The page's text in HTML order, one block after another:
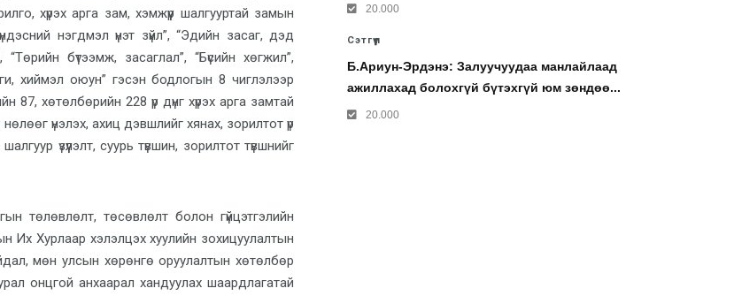
хүрэх арга зам, хэмжүүр шалгууртай замын
үндэсний нэгдмэл үнэт зүйл”, “Эдийн засаг, дэд
бүтээмж, засаглал”, “Бүсийн хөгжил”,
хиймэл оюун” гэсэн бодлогын 8 чиглэлээр
87, хөтөлбөрийн 228 үр дүнг хүрэх арга замтай
үнэлэх, ​ахиц дэвшлийг хянах, зорилтот үр
шалгуур үзүүлэлт, суурь түвшин, зорилтот түвшнийг
төлөвлөлт, төсөвлөлт болон гүйцэтгэлийн
Их Хурлаар хэлэлцэх хуулийн зохицуулалтын
мөн улсын хөрөнгө оруулалтын хөтөлбөр
онцгой анхаарал хандуулах шаардлагатай
20.000
Сэтгүүл
Б.Ариун-Эрдэнэ: Залуучуудаа манлайлаад
ажиллахад болохгүй бүтэхгүй юм зөндөө...
20.000